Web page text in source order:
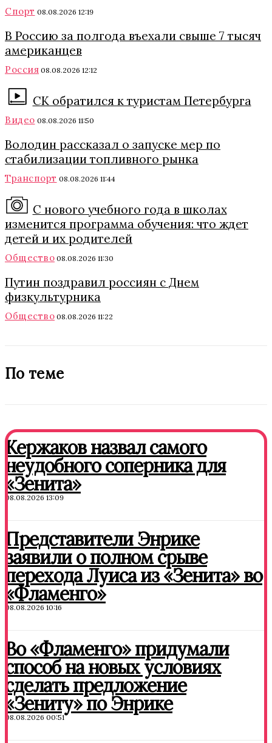
Спорт 08.08.2026 12:19
В Россию за полгода въехали свыше 7 тысяч
американцев
Россия 08.08.2026 12:12
СК обратился к туристам Петербурга
Видео 08.08.2026 11:50
Володин рассказал о запуске мер по
стабилизации топливного рынка
Транспорт 08.08.2026 11:44
С нового учебного года в школах
изменится программа обучения: что ждет
детей и их родителей
Общество 08.08.2026 11:30
Путин поздравил россиян с Днем
физкультурника
Общество 08.08.2026 11:22
По теме
Кержаков назвал самого
неудобного соперника для
«Зенита»
08.08.2026 13:09
Представители Энрике
заявили о полном срыве
перехода Луиса из «Зенита» во
«Фламенго»
08.08.2026 10:16
Во «Фламенго» придумали
способ на новых условиях
сделать предложение
«Зениту» по Энрике
08.08.2026 00:51